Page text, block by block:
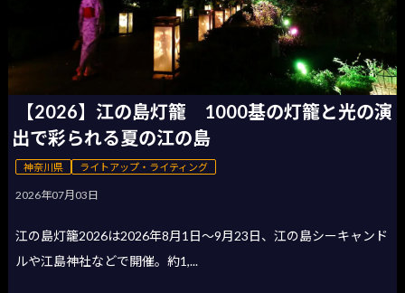
【2026】江の島灯籠 1000基の灯籠と光の演
出で彩られる夏の江の島
神奈川県 ライトアップ・ライティング
2026年07月03日
江の島灯籠2026は2026年8月1日〜9月23日、江の島シーキャンド
ルや江島神社などで開催。約1,...